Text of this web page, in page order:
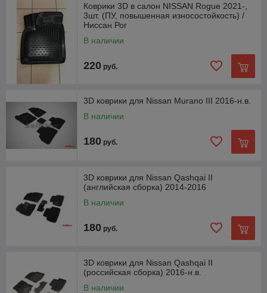
Коврики 3D в салон NISSAN Rogue 2021-,
3шт. (ПУ, повышенная износостойкость) /
Ниссан Рог
В наличии
220 руб.
3D коврики для Nissan Murano III 2016-н.в.
В наличии
180 руб.
3D коврики для Nissan Qashqai II
(английская сборка) 2014-2016
В наличии
180 руб.
3D коврики для Nissan Qashqai II
(российская сборка) 2016-н.в.
В наличии